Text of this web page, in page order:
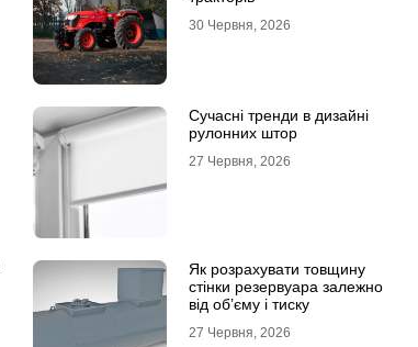
30 Червня, 2026
Сучасні тренди в дизайні
рулонних штор
27 Червня, 2026
Як розрахувати товщину
стінки резервуара залежно
від об’єму і тиску
27 Червня, 2026